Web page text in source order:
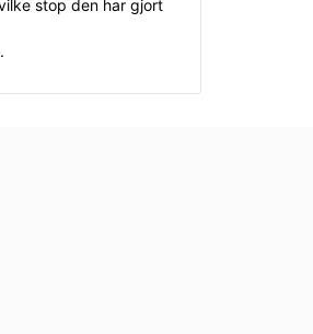
stop den har gjort